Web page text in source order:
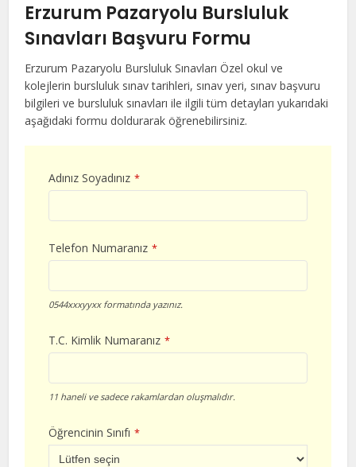
Erzurum Pazaryolu Bursluluk
Sınavları Başvuru Formu
Erzurum Pazaryolu Bursluluk Sınavları Özel okul ve
kolejlerin bursluluk sınav tarihleri, sınav yeri, sınav başvuru
bilgileri ve bursluluk sınavları ile ilgili tüm detayları yukarıdaki
aşağıdaki formu doldurarak öğrenebilirsiniz.
Adınız Soyadınız *
Telefon Numaranız *
0544xxxyyxx formatında yazınız.
T.C. Kimlik Numaranız *
11 haneli ve sadece rakamlardan oluşmalıdır.
Öğrencinin Sınıfı *